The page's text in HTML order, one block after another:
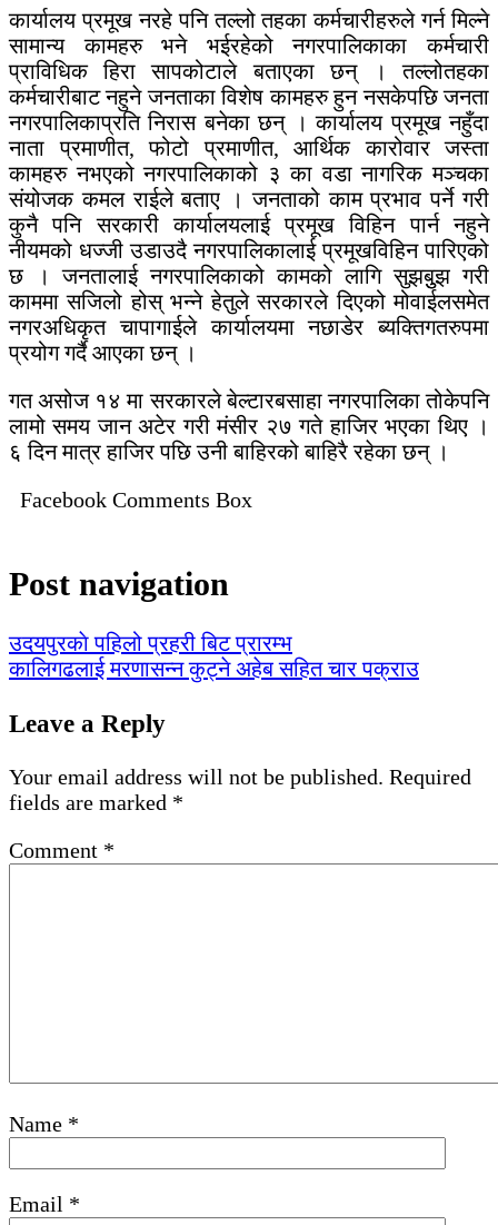
कार्यालय प्रमूख नरहे पनि तल्लो तहका कर्मचारीहरुले गर्न मिल्ने
सामान्य कामहरु भने भईरहेको नगरपालिकाका कर्मचारी
प्राविधिक हिरा सापकोटाले बताएका छन् । तल्लोतहका
कर्मचारीबाट नहुने जनताका विशेष कामहरु हुन नसकेपछि जनता
नगरपालिकाप्रति निरास बनेका छन् । कार्यालय प्रमूख नहुँदा
नाता प्रमाणीत, फोटो प्रमाणीत, आर्थिक कारोवार जस्ता
कामहरु नभएको नगरपालिकाको ३ का वडा नागरिक मञ्चका
संयोजक कमल राईले बताए । जनताको काम प्रभाव पर्ने गरी
कुनै पनि सरकारी कार्यालयलाई प्रमूख विहिन पार्न नहुने
नीयमको धज्जी उडाउदै नगरपालिकालाई प्रमूखविहिन पारिएको
छ । जनतालाई नगरपालिकाको कामको लागि सुझबुुझ गरी
काममा सजिलो होस् भन्ने हेतुले सरकारले दिएको मोवाईलसमेत
नगरअधिकृत चापागाईले कार्यालयमा नछाडेर ब्यक्तिगतरुपमा
प्रयोग गर्दै आएका छन् ।
गत असोज १४ मा सरकारले बेल्टारबसाहा नगरपालिका तोकेपनि
लामो समय जान अटेर गरी मंसीर २७ गते हाजिर भएका थिए ।
६ दिन मात्र हाजिर पछि उनी बाहिरको बाहिरै रहेका छन् ।
Facebook Comments Box
Post navigation
उदयपुरकाे पहिलो प्रहरी बिट प्रारम्भ
कालिगढलाई मरणासन्न कुट्ने अहेब सहित चार पक्राउ
Leave a Reply
Your email address will not be published. Required
fields are marked *
Comment *
Name *
Email *